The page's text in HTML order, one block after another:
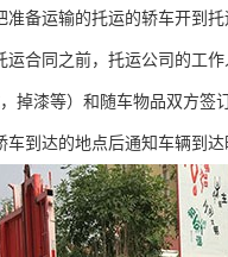
备运输的托运的轿车开到托
运合同之前，托运公司的工
掉漆等）和随车物品双方签
到达的地点后通知车辆到